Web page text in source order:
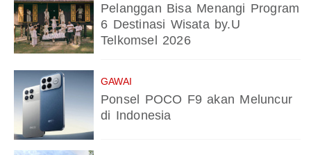
Pelanggan Bisa Menangi Program
6 Destinasi Wisata by.U
Telkomsel 2026
GAWAI
Ponsel POCO F9 akan Meluncur
di Indonesia